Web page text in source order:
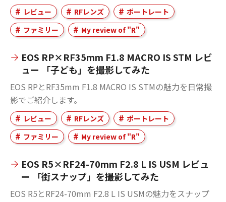
レビュー RFレンズ
ポートレート
ファミリー
My review of "R"
EOS RP×RF35mm F1.8 MACRO IS STM レビ
ュー 「子ども」を撮影してみた
EOS RPとRF35mm F1.8 MACRO IS STMの魅力を日常撮
影でご紹介します。
レビュー RFレンズ
ポートレート
ファミリー
My review of "R"
EOS R5×RF24-70mm F2.8 L IS USM レビュ
ー 「街スナップ」を撮影してみた
EOS R5とRF24-70mm F2.8 L IS USMの魅力をスナップ